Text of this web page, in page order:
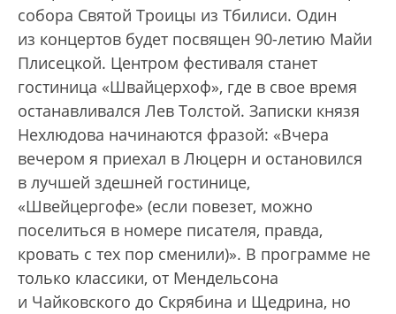
собора Святой Троицы из Тбилиси. Один
из концертов будет посвящен 90-летию Майи
Плисецкой. Центром фестиваля станет
гостиница «Швайцерхоф», где в свое время
останавливался Лев Толстой. Записки князя
Нехлюдова начинаются фразой: «Вчера
вечером я приехал в Люцерн и остановился
в лучшей здешней гостинице,
«Швейцергофе» (если повезет, можно
поселиться в номере писателя, правда,
кровать с тех пор сменили)». В программе не
только классики, от Мендельсона
и Чайковского до Скрябина и Щедрина, но